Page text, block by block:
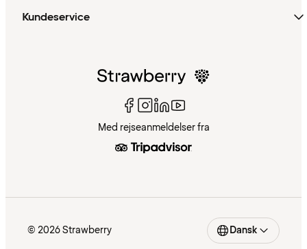
Kundeservice
Med rejseanmeldelser fra
© 2026 Strawberry Dansk